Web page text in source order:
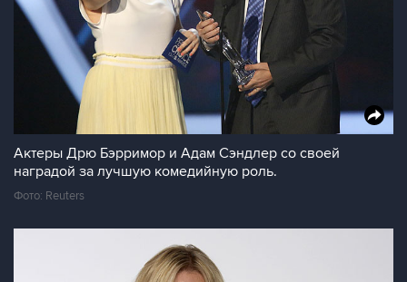
Актеры Дрю Бэрримор и Адам Сэндлер со своей
наградой за лучшую комедийную роль.
Фото: Reuters